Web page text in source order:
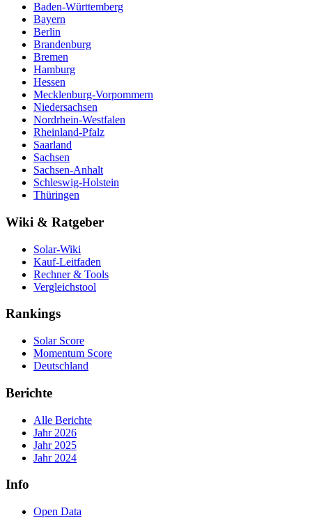
Baden-Württemberg
Bayern
Berlin
Brandenburg
Bremen
Hamburg
Hessen
Mecklenburg-Vorpommern
Niedersachsen
Nordrhein-Westfalen
Rheinland-Pfalz
Saarland
Sachsen
Sachsen-Anhalt
Schleswig-Holstein
Thüringen
Wiki & Ratgeber
Solar-Wiki
Kauf-Leitfaden
Rechner & Tools
Vergleichstool
Rankings
Solar Score
Momentum Score
Deutschland
Berichte
Alle Berichte
Jahr 2026
Jahr 2025
Jahr 2024
Info
Open Data